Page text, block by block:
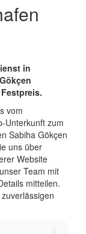
in
vom
Unterkunft zum
Sabiha Gökçen
uns über
Website
Team mit
mitteilen.